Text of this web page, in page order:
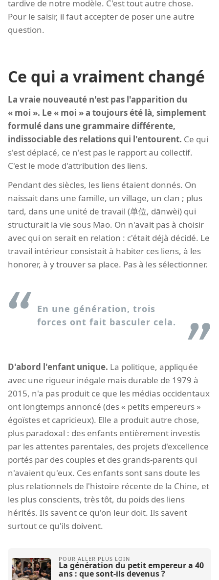
tardive de notre modèle. C'est tout autre chose.
Pour le saisir, il faut accepter de poser une autre
question.
Ce qui a vraiment changé
La vraie nouveauté n'est pas l'apparition du
« moi ». Le « moi » a toujours été là, simplement
formulé dans une grammaire différente,
indissociable des relations qui l'entourent. Ce qui
s'est déplacé, ce n'est pas le rapport au collectif.
C'est le mode d'attribution des liens.
Pendant des siècles, les liens étaient donnés. On
naissait dans une famille, un village, un clan ; plus
tard, dans une unité de travail (单位, dānwèi) qui
structurait la vie sous Mao. On n'avait pas à choisir
avec qui on serait en relation : c'était déjà décidé. Le
travail intérieur consistait à habiter ces liens, à les
honorer, à y trouver sa place. Pas à les sélectionner.
En une génération, trois
forces ont fait basculer cela.
D'abord l'enfant unique. La politique, appliquée
avec une rigueur inégale mais durable de 1979 à
2015, n'a pas produit ce que les médias occidentaux
ont longtemps annoncé (des « petits empereurs »
égoïstes et capricieux). Elle a produit autre chose,
plus paradoxal : des enfants entièrement investis
par les attentes parentales, des projets d'excellence
portés par des couples et des grands-parents qui
n'avaient qu'eux. Ces enfants sont sans doute les
plus relationnels de l'histoire récente de la Chine, et
les plus conscients, très tôt, du poids des liens
hérités. Ils savent ce qu'on leur doit. Ils savent
surtout ce qu'ils doivent.
La génération du petit empereur a 40
ans : que sont-ils devenus ?